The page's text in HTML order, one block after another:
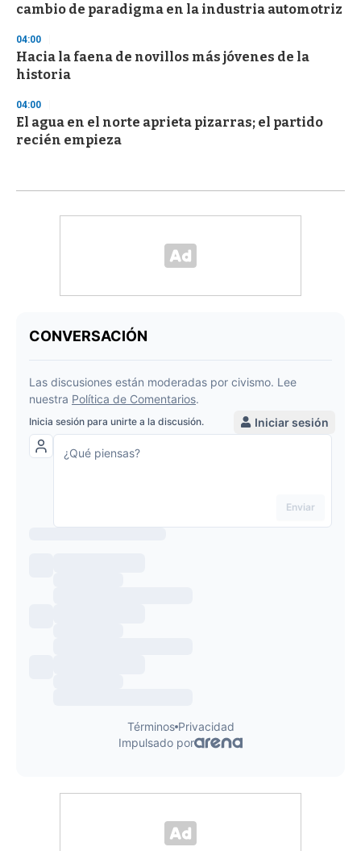
cambio de paradigma en la industria automotriz
04:00
Hacia la faena de novillos más jóvenes de la
historia
04:00
El agua en el norte aprieta pizarras; el partido
recién empieza